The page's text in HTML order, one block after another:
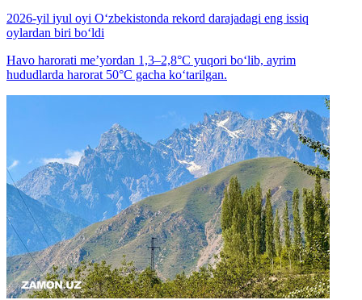
2026-yil iyul oyi O‘zbekistonda rekord darajadagi eng issiq
oylardan biri bo‘ldi
Havo harorati me’yordan 1,3–2,8°C yuqori bo‘lib, ayrim
hududlarda harorat 50°C gacha ko‘tarilgan.